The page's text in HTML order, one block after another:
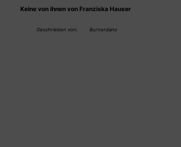
Keine von ihnen von Franziska Hauser
Geschrieben von: Burnerdano